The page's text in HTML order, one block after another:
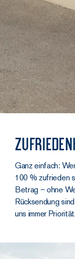
Ganz einfach:
100 % zufrieden
Betrag – ohne
Rücksendung
uns immer